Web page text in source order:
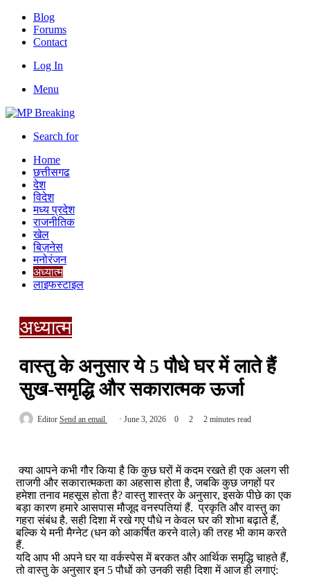
Blog
Forums
Contact
Log In
Menu
Search for
Home
छत्तीसगढ
देश
विदेश
मध्य प्रदेश
राजनीतिक
खेल
बिज़नेस
मनोरंजन
अध्यात्म
लाइफस्टाइल
अध्यात्म
वास्तु के अनुसार ये 5 पौधे घर में लाते हैं
सुख-समृद्धि और सकारात्मक ऊर्जा
Editor Send an email June 3, 2026 0 2 2 minutes read
क्या आपने कभी गौर किया है कि कुछ घरों में कदम रखते ही एक अलग सी
ताजगी और सकारात्मकता का अहसास होता है, जबकि कुछ जगहों पर
हमेशा तनाव महसूस होता है? वास्तु शास्त्र के अनुसार, इसके पीछे का एक
बड़ा कारण हमारे आसपास मौजूद वनस्पतियां हैं. प्रकृति और वास्तु का
गहरा संबंध है. सही दिशा में रखे गए पौधे न केवल घर की शोभा बढ़ाते हैं,
बल्कि ये मनी मैग्नेट (धन को आकर्षित करने वाले) की तरह भी काम करते
हैं.
यदि आप भी अपने घर या वर्कस्पेस में बरकत और आर्थिक समृद्धि चाहते हैं,
तो वास्तु के अनुसार इन 5 पौधों को उनकी सही दिशा में आज ही लगाएं: